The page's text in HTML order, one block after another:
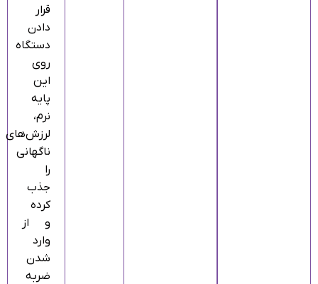
قرار
دادن
دستگاه
روی
این
پایه
نرم،
لرزش‌های
ناگهانی
را
جذب
کرده
و از
وارد
شدن
ضربه